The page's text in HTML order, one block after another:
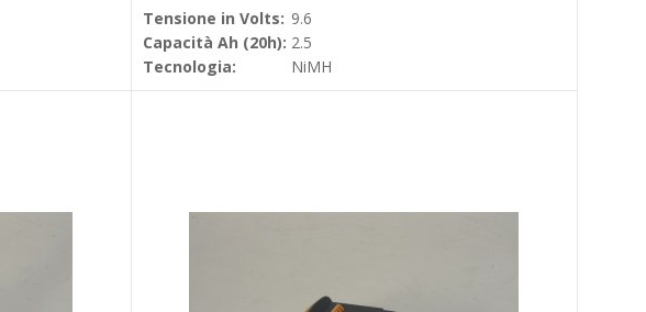
Tensione in Volts: 9.6
Capacità Ah (20h): 2.5
Tecnologia:
NiMH